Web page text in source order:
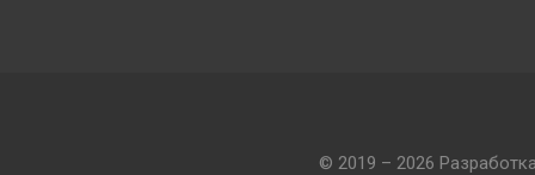
© 2019 – 2026